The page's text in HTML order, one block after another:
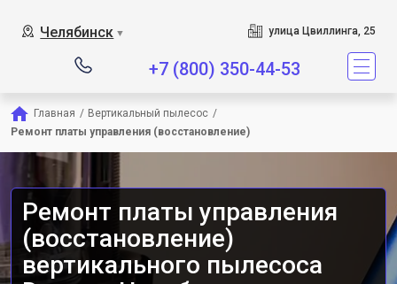
Челябинск ▼ улица Цвиллинга, 25
+7 (800) 350-44-53
Главная / Вертикальный пылесос /
Ремонт платы управления (восстановление)
Ремонт платы управления
(восстановление)
вертикального пылесоса